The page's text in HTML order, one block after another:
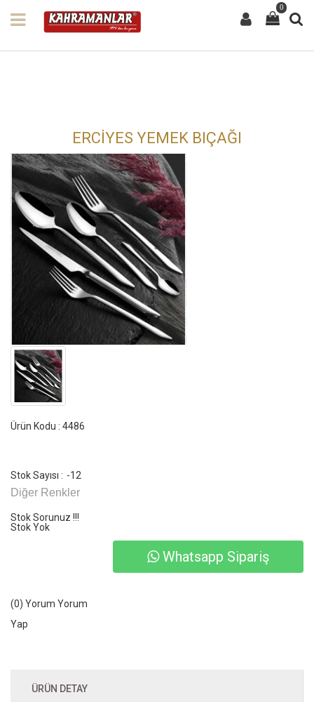
0
ERCİYES YEMEK BIÇAĞI
Ürün Kodu : 4486
Stok Sayısı : -12
Diğer Renkler
Stok Sorunuz !!!
Stok Yok
Whatsapp Sipariş
(0) Yorum Yorum
Yap
ÜRÜN DETAY